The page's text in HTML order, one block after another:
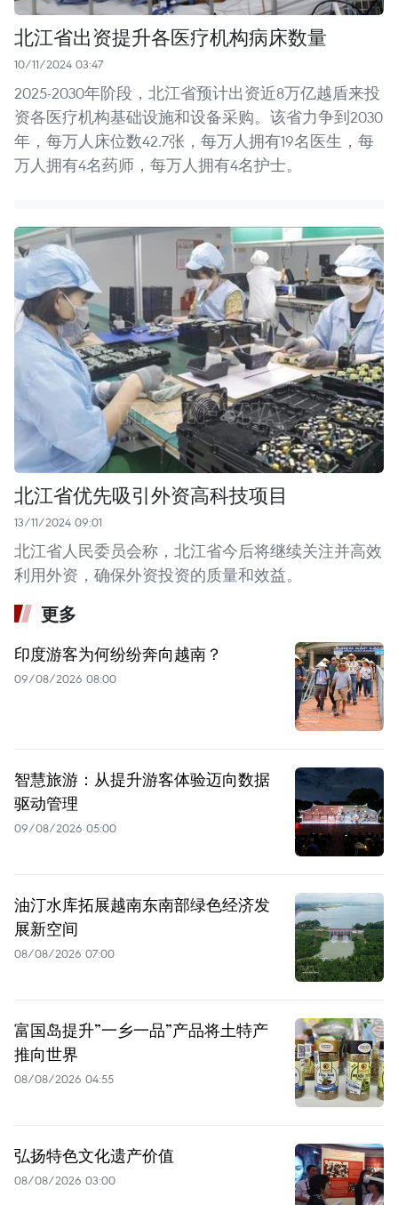
北江省出资提升各医疗机构病床数量
10/11/2024 03:47
2025-2030年阶段，北江省预计出资近8万亿越盾来投
资各医疗机构基础设施和设备采购。该省力争到2030
年，每万人床位数42.7张，每万人拥有19名医生，每
万人拥有4名药师，每万人拥有4名护士。
北江省优先吸引外资高科技项目
13/11/2024 09:01
北江省人民委员会称，北江省今后将继续关注并高效
利用外资，确保外资投资的质量和效益。 ​
更多
印度游客为何纷纷奔向越南？
09/08/2026 08:00
智慧旅游：从提升游客体验迈向数据
驱动管理
09/08/2026 05:00
油汀水库拓展越南东南部绿色经济发
展新空间
08/08/2026 07:00
富国岛提升”一乡一品”产品将土特产
推向世界
08/08/2026 04:55
弘扬特色文化遗产价值
08/08/2026 03:00